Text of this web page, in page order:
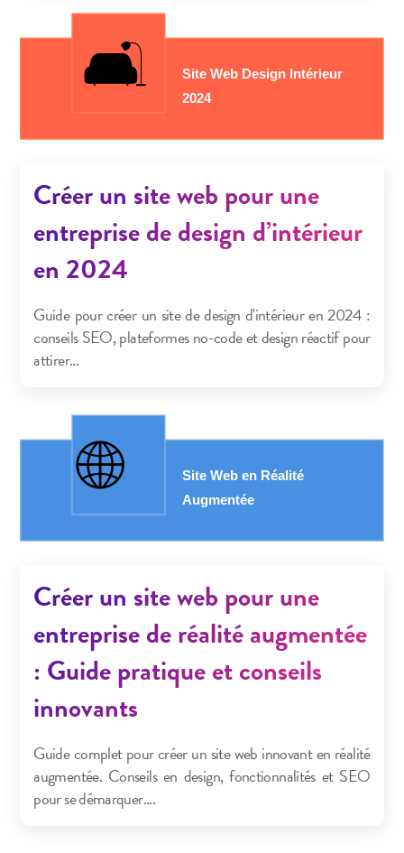
Créer un site web pour une
entreprise de design d’intérieur
en 2024
Guide pour créer un site de design d'intérieur en 2024 :
conseils SEO, plateformes no-code et design réactif pour
attirer...
Créer un site web pour une
entreprise de réalité augmentée
: Guide pratique et conseils
innovants
Guide complet pour créer un site web innovant en réalité
augmentée. Conseils en design, fonctionnalités et SEO
pour se démarquer....